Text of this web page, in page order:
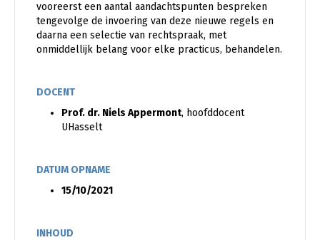
vooreerst een aantal aandachtspunten bespreken
tengevolge de invoering van deze nieuwe regels en
daarna een selectie van rechtspraak, met
onmiddellijk belang voor elke practicus, behandelen.
DOCENT
Prof. dr. Niels Appermont, hoofddocent
UHasselt
DATUM OPNAME
15/10/2021
INHOUD